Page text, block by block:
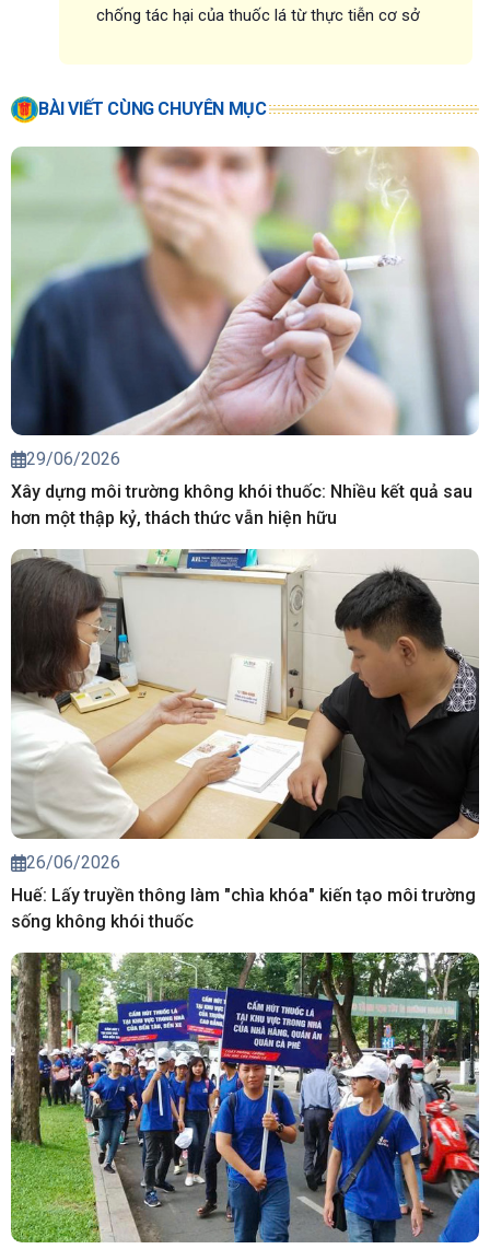
chống tác hại của thuốc lá từ thực tiễn cơ sở
BÀI VIẾT CÙNG CHUYÊN MỤC
29/06/2026
Xây dựng môi trường không khói thuốc: Nhiều kết quả sau
hơn một thập kỷ, thách thức vẫn hiện hữu
26/06/2026
Huế: Lấy truyền thông làm "chìa khóa" kiến tạo môi trường
sống không khói thuốc